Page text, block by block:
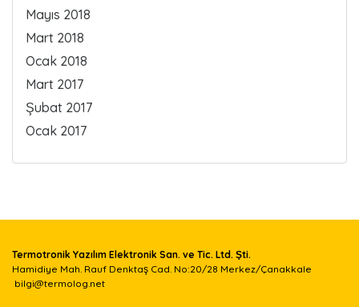
Mayıs 2018
Mart 2018
Ocak 2018
Mart 2017
Şubat 2017
Ocak 2017
Termotronik Yazılım Elektronik San. ve Tic. Ltd. Şti.
Hamidiye Mah. Rauf Denktaş Cad. No:20/28 Merkez/Çanakkale
bilgi@termolog.net